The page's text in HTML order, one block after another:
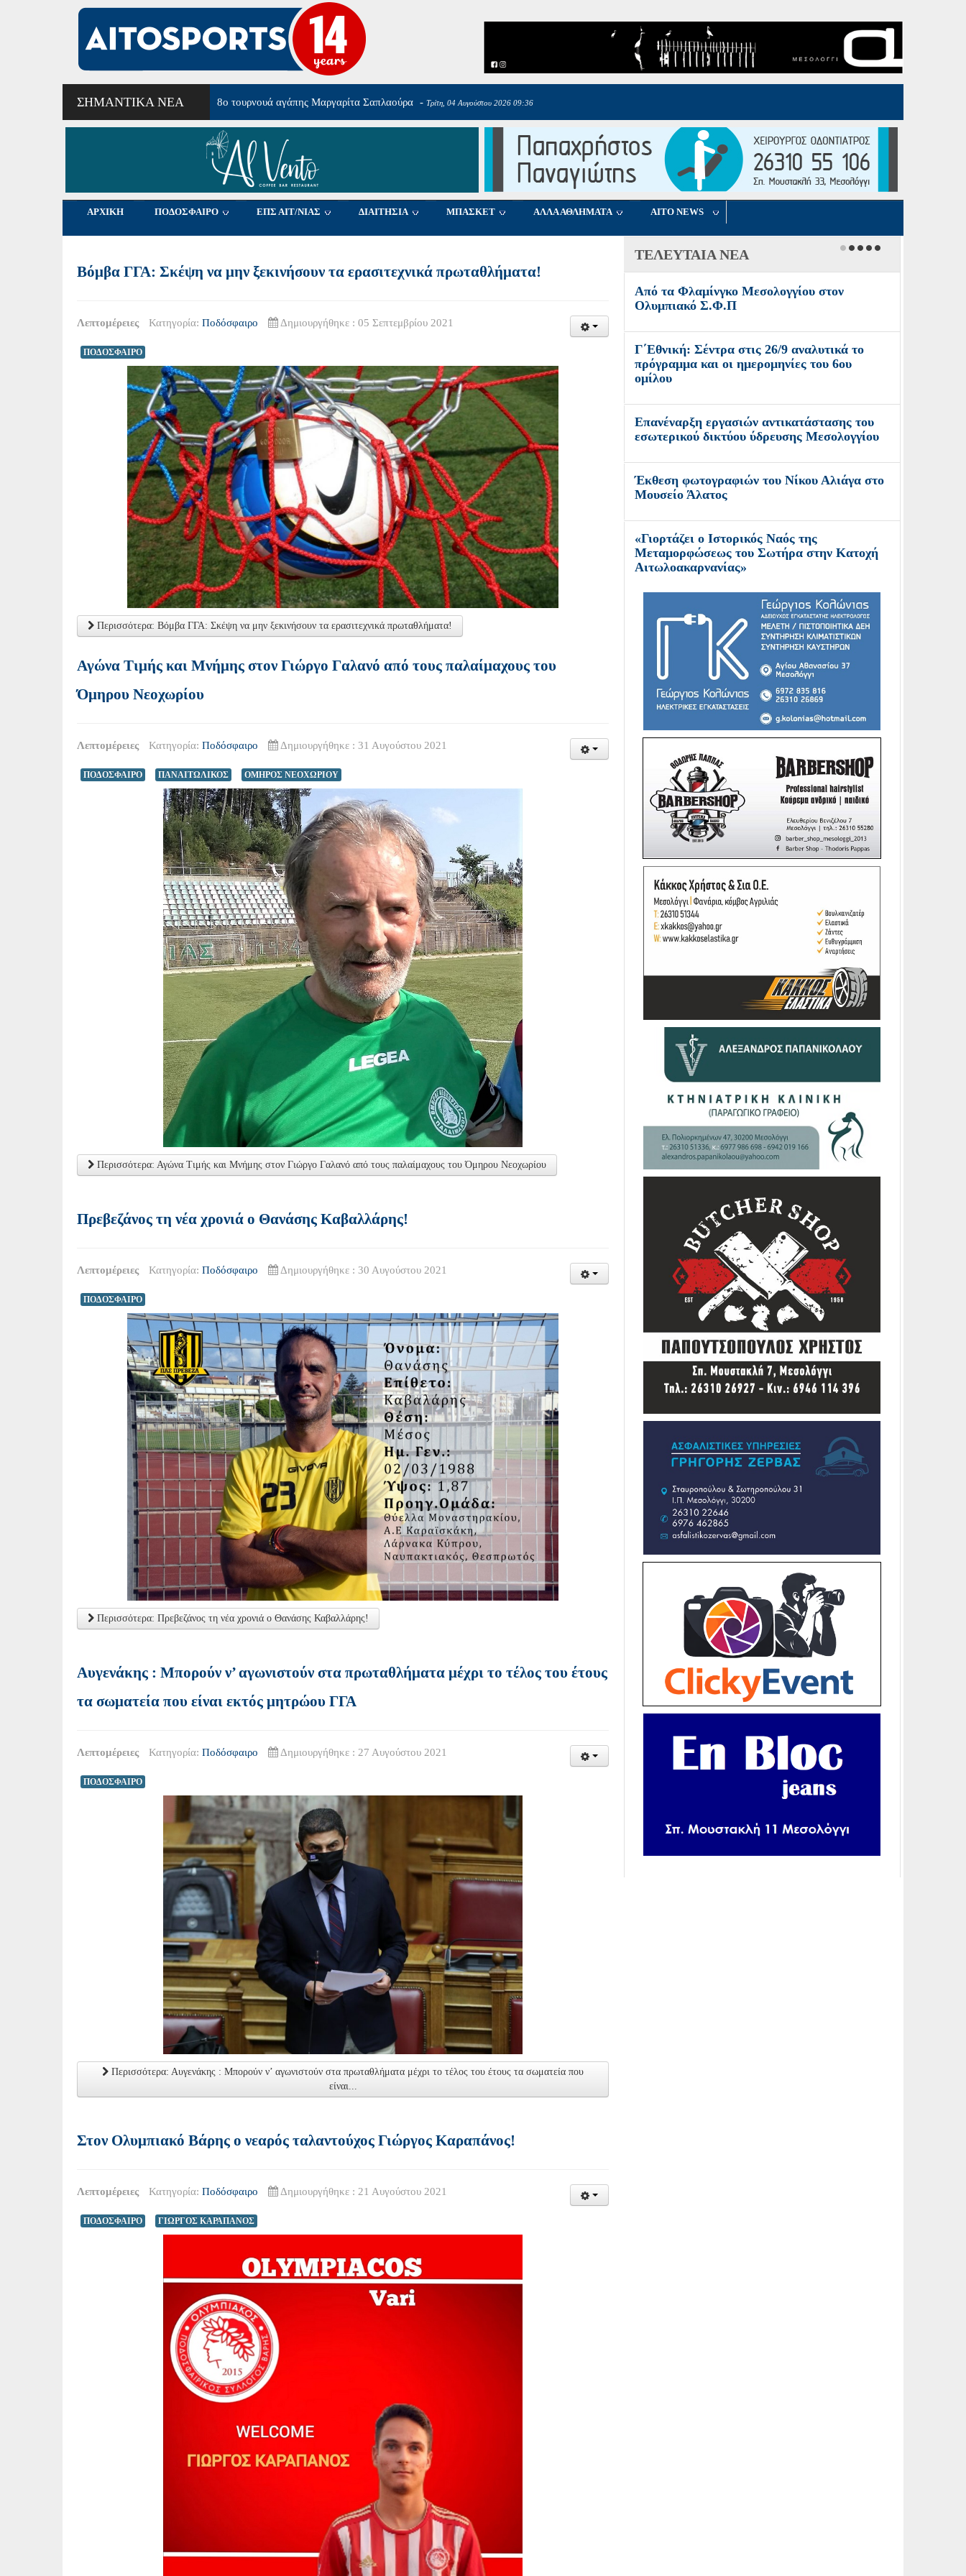
ΣΗΜΑΝΤΙΚΆ ΝΈΑ 8ο τουρνουά αγάπης Μαργαρίτα Σαπλαούρα - Τρίτη, 04 Αυγούστου 2026 09:36
ΑΡΧΙΚΗ ΠΟΔΟΣΦΑΙΡΟ ΕΠΣ ΑΙΤ/ΝΙΑΣ ΔΙΑΙΤΗΣΙΑ ΜΠΑΣΚΕΤ ΑΛΛΑ ΑΘΛΗΜΑΤΑ AITO NEWS
Βόμβα ΓΓΑ: Σκέψη να μην ξεκινήσουν τα ερασιτεχνικά πρωταθλήματα!
Λεπτομέρειες Κατηγορία: Ποδόσφαιρο Δημιουργήθηκε : 05 Σεπτεμβρίου 2021
ΠΟΔΟΣΦΑΙΡΟ
Περισσότερα: Βόμβα ΓΓΑ: Σκέψη να μην ξεκινήσουν τα ερασιτεχνικά πρωταθλήματα!
Αγώνα Τιμής και Μνήμης στον Γιώργο Γαλανό από τους παλαίμαχους του
Όμηρου Νεοχωρίου
Λεπτομέρειες Κατηγορία: Ποδόσφαιρο Δημιουργήθηκε : 31 Αυγούστου 2021
ΠΟΔΟΣΦΑΙΡΟ ΠΑΝΑΙΤΩΛΙΚΟΣ ΟΜΗΡΟΣ ΝΕΟΧΩΡΙΟΥ
Περισσότερα: Αγώνα Τιμής και Μνήμης στον Γιώργο Γαλανό από τους παλαίμαχους του Όμηρου Νεοχωρίου
Πρεβεζάνος τη νέα χρονιά ο Θανάσης Καβαλλάρης!
Λεπτομέρειες Κατηγορία: Ποδόσφαιρο Δημιουργήθηκε : 30 Αυγούστου 2021
ΠΟΔΟΣΦΑΙΡΟ
Περισσότερα: Πρεβεζάνος τη νέα χρονιά ο Θανάσης Καβαλλάρης!
Αυγενάκης : Μπορούν ν’ αγωνιστούν στα πρωταθλήματα μέχρι το τέλος του έτους
τα σωματεία που είναι εκτός μητρώου ΓΓΑ
Λεπτομέρειες Κατηγορία: Ποδόσφαιρο Δημιουργήθηκε : 27 Αυγούστου 2021
ΠΟΔΟΣΦΑΙΡΟ
Περισσότερα: Αυγενάκης : Μπορούν ν’ αγωνιστούν στα πρωταθλήματα μέχρι το τέλος του έτους τα σωματεία που
είναι...
Στον Ολυμπιακό Βάρης ο νεαρός ταλαντούχος Γιώργος Καραπάνος!
Λεπτομέρειες Κατηγορία: Ποδόσφαιρο Δημιουργήθηκε : 21 Αυγούστου 2021
ΠΟΔΟΣΦΑΙΡΟ ΓΙΩΡΓΟΣ ΚΑΡΑΠΑΝΟΣ
ΤΕΛΕΥΤΑΙΑ ΝΕΑ
Από τα Φλαμίνγκο Μεσολογγίου στον
Ολυμπιακό Σ.Φ.Π
Γ΄Εθνική: Σέντρα στις 26/9 αναλυτικά το
πρόγραμμα και οι ημερομηνίες του 6ου
ομίλου
Επανέναρξη εργασιών αντικατάστασης του
εσωτερικού δικτύου ύδρευσης Μεσολογγίου
Έκθεση φωτογραφιών του Νίκου Αλιάγα στο
Μουσείο Άλατος
«Γιορτάζει ο Ιστορικός Ναός της
Μεταμορφώσεως του Σωτήρα στην Κατοχή
Αιτωλοακαρνανίας»